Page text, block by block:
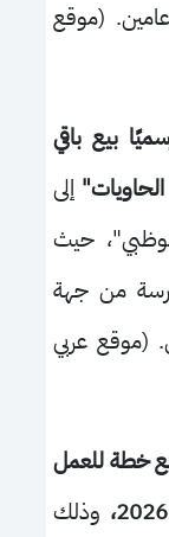
عامين. (موقع
بيع باقي
إلى
حيث
من جهة
(موقع عربي
خطة للعمل
وذلك